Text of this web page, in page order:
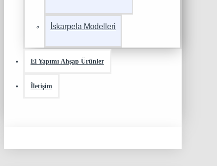
İskarpela Modelleri
El Yapımı Ahşap Ürünler
İletişim